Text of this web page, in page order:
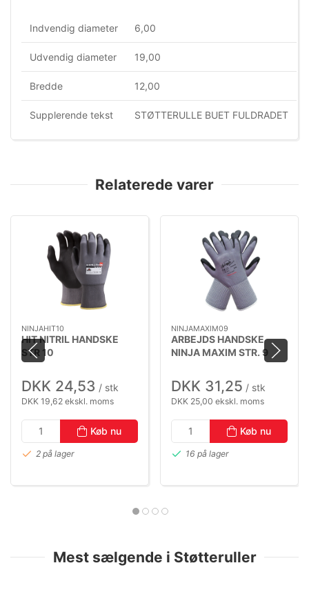
Indvendig diameter 6,00
Udvendig diameter 19,00
Bredde 12,00
Supplerende tekst STØTTERULLE BUET FULDRADET
Relaterede varer
NINJAHIT10
HIT NITRIL HANDSKE
STR 10
DKK 24,53 / stk
DKK 19,62 ekskl. moms
Køb nu
2 på lager
NINJAMAXIM09
ARBEJDS HANDSKE
NINJA MAXIM STR. 9
DKK 31,25 / stk
DKK 25,00 ekskl. moms
Køb nu
16 på lager
Mest sælgende i Støtteruller